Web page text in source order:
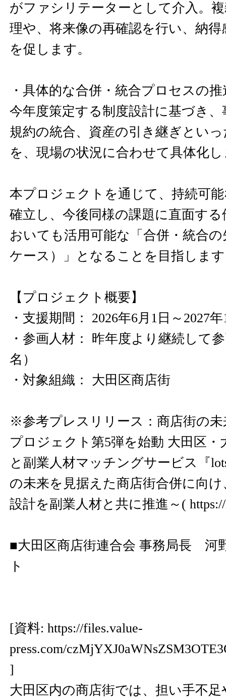
がファシリテーターとして介入。
理や、将来像の再確認を行い、納
を促します。
・具体的な合併・統合プロセスの推
今年度策定する制度設計に基づき
規約の統合、資産の引き継ぎとい
を、現場の状況に合わせて具体化
本プロジェクトを通じて、持続可
確立し、今後同様の課題に直面す
おいても活用可能な「合併・統合
ケース）」となることを目指しま
【プロジェクト概要】
・支援期間： 2026年6月1日～2027
・参画人材： 昨年度より継続して
名）
・対象組織： 大田区商店街
※参考プレスリリース：商店街の
プロジェクト第5弾を始動 大田区・
と副業人材マッチングサービス『
の未来を見据えた商店街合併に向
設計を副業人材と共に推進～(
■大田区商店街連合会 事務局長
ト
[資料: https://files.value-
press.com/
]
大田区内の商店街では、担い手不